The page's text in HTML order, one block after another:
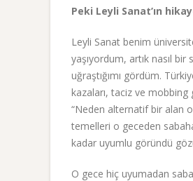
Peki Leyli Sanat’ın
Leyli Sanat benim
yaşıyordum, artık nasıl bir
uğraştığımı gördüm.
kazaları, taciz ve
“Neden alternatif bir alan
temelleri o geceden
kadar uyumlu göründü
O gece hiç uyumadan